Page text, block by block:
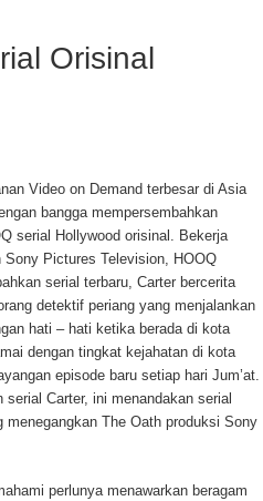
Orisinal
Video on Demand terbesar di Asia
bangga mempersembahkan
serial Hollywood orisinal. Bekerja
Sony Pictures Television, HOOQ
serial terbaru, Carter bercerita
detektif periang yang menjalankan
hati – hati ketika berada di kota
dengan tingkat kejahatan di kota
episode baru setiap hari Jum’at.
Carter, ini menandakan serial
The Oath produksi Sony
perlunya menawarkan beragam